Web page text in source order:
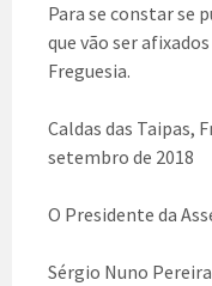
Para se constar se
que vão ser
Freguesia.
Caldas das Taipas,
setembro de 2018
O Presidente da
Sérgio Nuno